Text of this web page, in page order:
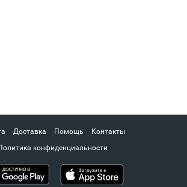
Доставка Помощь
Контакты
конфиденциальности